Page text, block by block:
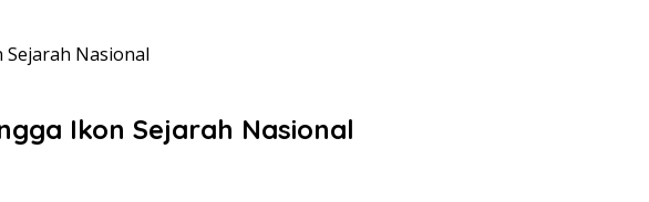
Sejarah Nasional
Ikon Sejarah Nasional